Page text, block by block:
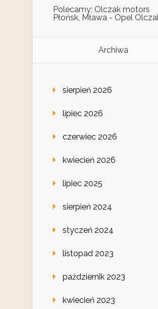
Polecamy: Olczak motors
Płońsk, Mława - Opel
Archiwa
sierpień 2026
lipiec 2026
czerwiec 2026
kwiecień 2026
lipiec 2025
sierpień 2024
styczeń 2024
listopad 2023
październik 2023
kwiecień 2023